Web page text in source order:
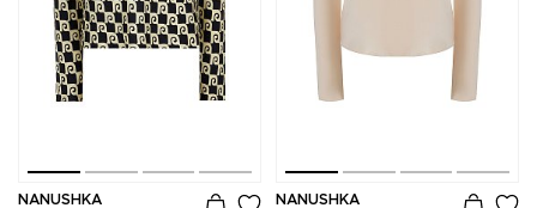
NANUSHKA
NANUSHKA